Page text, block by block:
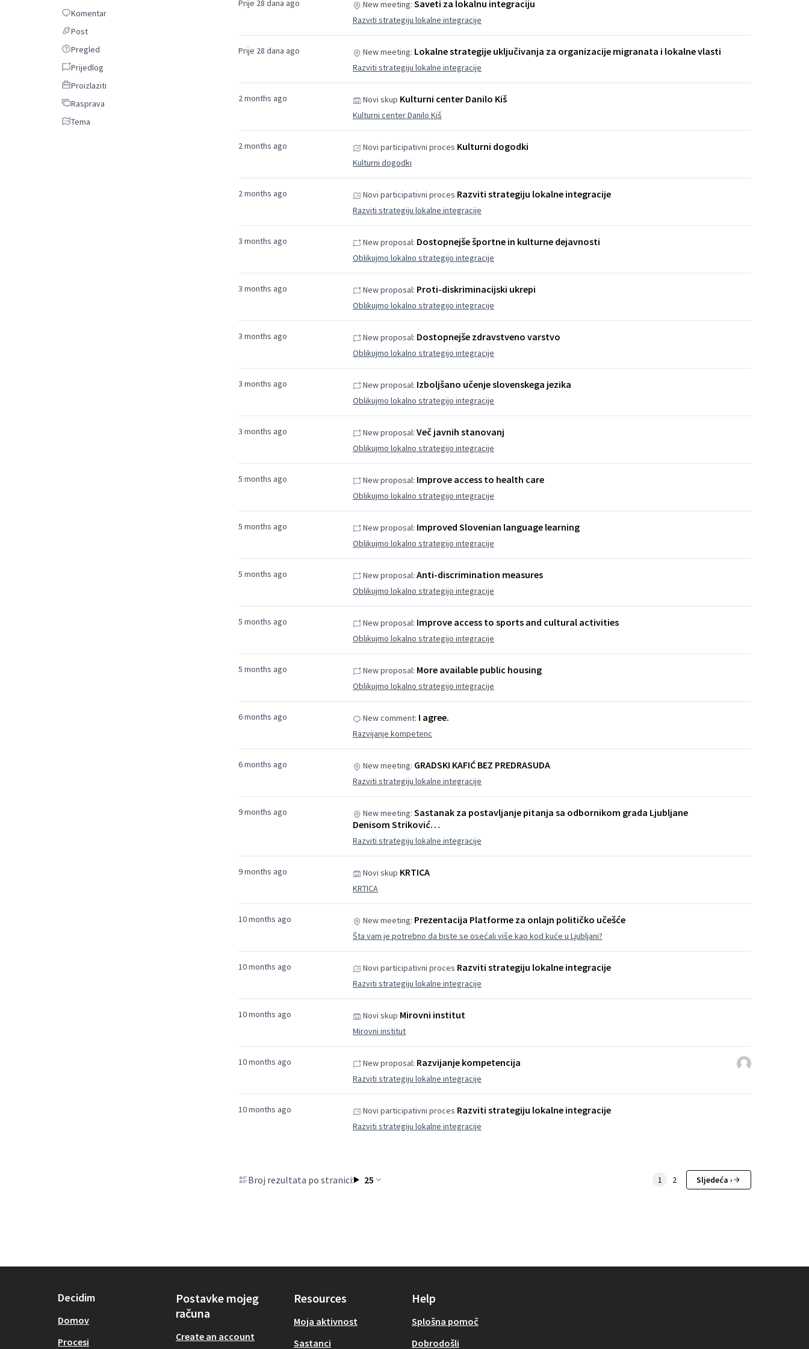
Komentar
Komentar
PostPost
Pregled
Pregled
Prijedlog
Prijedlog
Proizlaziti
Proizlaziti
Rasprava
Rasprava
TemaTema
Prije 28 dana ago New meeting: Saveti za lokalnu integraciju
Razviti strategiju lokalne integracije
Prije 28 dana ago New meeting: Lokalne strategije uključivanja za organizacije migranata i lokalne vlasti
Razviti strategiju lokalne integracije
2 months ago Novi skup Kulturni center Danilo Kiš
Kulturni center Danilo Kiš
2 months ago Novi participativni proces Kulturni dogodki
Kulturni dogodki
2 months ago Novi participativni proces Razviti strategiju lokalne integracije
Razviti strategiju lokalne integracije
3 months ago New proposal: Dostopnejše športne in kulturne dejavnosti
Oblikujmo lokalno strategijo integracije
3 months ago New proposal: Proti-diskriminacijski ukrepi
Oblikujmo lokalno strategijo integracije
3 months ago New proposal: Dostopnejše zdravstveno varstvo
Oblikujmo lokalno strategijo integracije
3 months ago New proposal: Izboljšano učenje slovenskega jezika
Oblikujmo lokalno strategijo integracije
3 months ago New proposal: Več javnih stanovanj
Oblikujmo lokalno strategijo integracije
5 months ago New proposal: Improve access to health care
Oblikujmo lokalno strategijo integracije
5 months ago New proposal: Improved Slovenian language learning
Oblikujmo lokalno strategijo integracije
5 months ago New proposal: Anti-discrimination measures
Oblikujmo lokalno strategijo integracije
5 months ago New proposal: Improve access to sports and cultural activities
Oblikujmo lokalno strategijo integracije
5 months ago New proposal: More available public housing
Oblikujmo lokalno strategijo integracije
6 months ago New comment: I agree.
Razvijanje kompetenc
6 months ago New meeting: GRADSKI KAFIĆ BEZ PREDRASUDA
Razviti strategiju lokalne integracije
9 months ago New meeting: Sastanak za postavljanje pitanja sa odbornikom grada Ljubljane
Denisom Striković…
Razviti strategiju lokalne integracije
9 months ago Novi skup KRTICA
KRTICA
10 months ago New meeting: Prezentacija Platforme za onlajn političko učešće
Šta vam je potrebno da biste se osećali više kao kod kuće u Ljubljani?
10 months ago Novi participativni proces Razviti strategiju lokalne integracije
Razviti strategiju lokalne integracije
10 months ago Novi skup Mirovni institut
Mirovni institut
10 months ago New proposal: Razvijanje kompetencija
Razviti strategiju lokalne integracije
10 months ago Novi participativni proces Razviti strategiju lokalne integracije
Razviti strategiju lokalne integracije
Broj rezultata po stranici: 25 1 2 Sljedeća ›
Decidim
Domov
Procesi
Postavke mojeg
računa
Create an account
Resources
Moja aktivnost
Sastanci
Help
Splošna pomoč
Dobrodošli